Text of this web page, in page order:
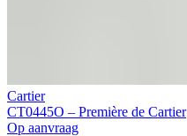
Cartier
CT0445O – Première de Cartier
Op aanvraag